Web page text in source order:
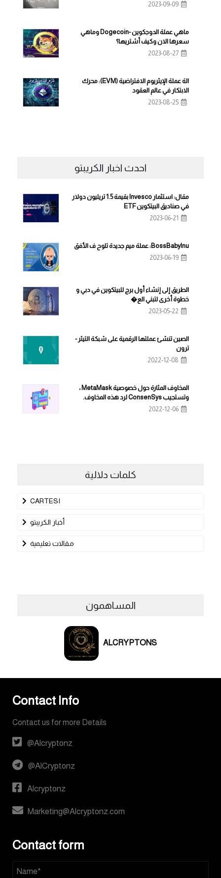
2023-09-09
ماهي عملة الدوجكوين -Dogecoin وماهي
سعرها الان وكيف أشتريها؟
2023-08-27
الة عملة الإيثريوم الافتراضية (EVM): محرك
الابتكار في عالم العقود
2023-08-25
احدث اخبار الكريبتو
مقال: استثمار Invesco بقيمة 1.5 تريليون دولار
في صناديق البيتكوين ETF
2023-06-21
BossBabyInu: عملة ميم جديدة تلوح ف الأفق
2023-06-19
الطريق إلى إنشاء أول برج للبيتكوين في دبي و
خطوة أخرى لتبني الع�
2023-05-22
الصين تنشئ عملتها الرقمية على شبكة التيثر -
ترون
2022-12-08
المخاوف المثارة حول خصوصية MetaMask ،
وتستجيب ConsenSys لرد هذه المخاوف.
2022-12-06
كلمات دلالية
CARTESI
أخبار الكريبتو
مقالات تعليمية
المساهمون
ALCRYPTONS
Contact Info
Contact us for more Details
@Alcryptonz
@AlCryptonz
Alcryptonz
Marketing@Alcryptonz.com
Contact form